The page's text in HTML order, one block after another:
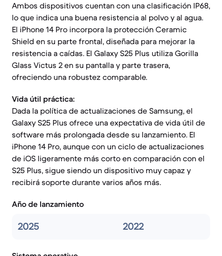
Ambos dispositivos cuentan con una clasificación IP68,
lo que indica una buena resistencia al polvo y al agua.
El iPhone 14 Pro incorpora la protección Ceramic
Shield en su parte frontal, diseñada para mejorar la
resistencia a caídas. El Galaxy S25 Plus utiliza Gorilla
Glass Victus 2 en su pantalla y parte trasera,
ofreciendo una robustez comparable.
Vida útil práctica:
Dada la política de actualizaciones de Samsung, el
Galaxy S25 Plus ofrece una expectativa de vida útil de
software más prolongada desde su lanzamiento. El
iPhone 14 Pro, aunque con un ciclo de actualizaciones
de iOS ligeramente más corto en comparación con el
S25 Plus, sigue siendo un dispositivo muy capaz y
recibirá soporte durante varios años más.
Año de lanzamiento
2025 2022